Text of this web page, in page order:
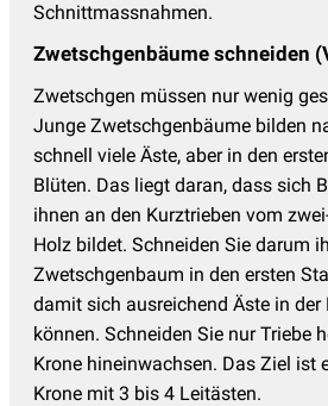
Schnittmassnahmen.
Zwetschgenbäume schneiden
Zwetschgen müssen nur wenig
Junge Zwetschgenbäume bilden
schnell viele Äste, aber in den
Blüten. Das liegt daran, dass sich
ihnen an den Kurztrieben vom
Holz bildet. Schneiden Sie darum
Zwetschgenbaum in den ersten
damit sich ausreichend Äste in der
können. Schneiden Sie nur Triebe
Krone hineinwachsen. Das Ziel ist
Krone mit 3 bis 4 Leitästen.